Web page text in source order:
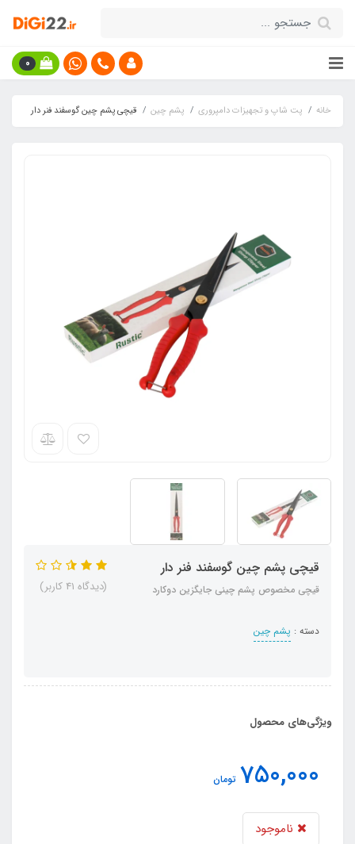
0
خانه پت شاپ و تجهیزات دامپروری پشم چین قیچی پشم چین گوسفند فنر دار
قیچی پشم چین گوسفند فنر دار
قیچی مخصوص پشم چینی جایگزین دوکارد
دسته : پشم چین
(دیدگاه 41 کاربر)
ویژگی‌های محصول
750,000 تومان
ناموجود